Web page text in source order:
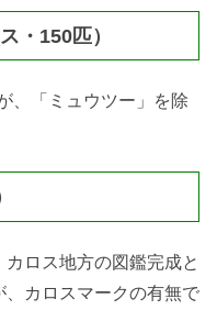
・150匹）
、「ミュウツー」を除
カロス地方の図鑑完成と
カロスマークの有無で